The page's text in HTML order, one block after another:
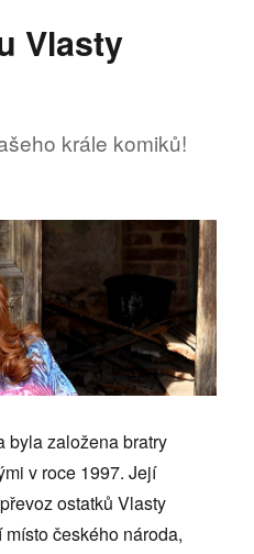
Vlasty
krále komiků!
byla založena bratry
v roce 1997. Její
ostatků Vlasty
českého národa,